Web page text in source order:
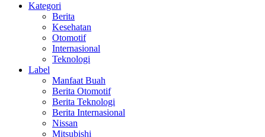
Kategori
Berita
Kesehatan
Otomotif
Internasional
Teknologi
Label
Manfaat Buah
Berita Otomotif
Berita Teknologi
Berita Internasional
Nissan
Mitsubishi